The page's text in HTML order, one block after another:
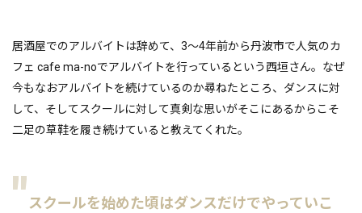
居酒屋でのアルバイトは辞めて、3〜4年前から丹波市で人気のカ
フェ cafe ma-noでアルバイトを行っているという西垣さん。なぜ
今もなおアルバイトを続けているのか尋ねたところ、ダンスに対
して、そしてスクールに対して真剣な思いがそこにあるからこそ
二足の草鞋を履き続けていると教えてくれた。
スクールを始めた頃はダンスだけでやっていこ